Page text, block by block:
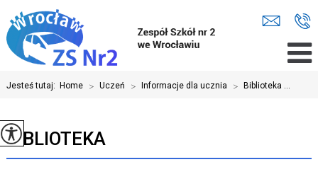
Jesteś tutaj: Home > Uczeń > Informacje dla ucznia > Biblioteka ...
BIBLIOTEKA